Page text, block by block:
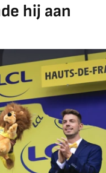
hij aan